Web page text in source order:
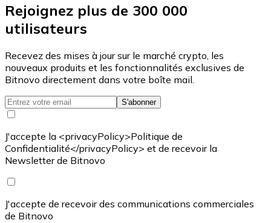
Rejoignez plus de 300 000
utilisateurs
Recevez des mises à jour sur le marché crypto, les
nouveaux produits et les fonctionnalités exclusives de
Bitnovo directement dans votre boîte mail.
S'abonner
J'accepte la <privacyPolicy>Politique de
Confidentialité</privacyPolicy> et de recevoir la
Newsletter de Bitnovo
J'accepte de recevoir des communications commerciales
de Bitnovo